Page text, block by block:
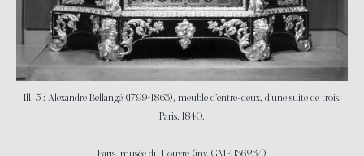
Ill. 5 : Alexandre Bellangé (1799-1863), meuble d’entre-deux, d’une suite de trois,
Paris, 1840.
Paris, musée du Louvre (inv. GME 13623/1)